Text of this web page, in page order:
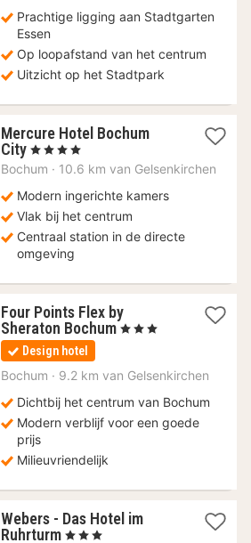
Prachtige ligging aan Stadtgarten
Essen
Op loopafstand van het centrum
Uitzicht op het Stadtpark
Mercure Hotel Bochum
City 1
nacht
89
€
, 4 Sterren
Bochum · 10.6 km van Gelsenkirchen
Modern ingerichte kamers
Vlak bij het centrum
Centraal station in de directe
omgeving
Four Points Flex by
Sheraton Bochum1
90
, 3 Sterren
Design hotel
Bochum · 9.2 km van Gelsenkirchen
Dichtbij het centrum van Bochum
Modern verblijf voor een goede
prijs
Milieuvriendelijk
Webers - Das Hotel im
Ruhrturm 1
, 3 Sterren